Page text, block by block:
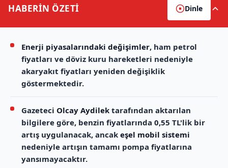
HABERİN ÖZETİ Dinle
Enerji piyasalarındaki değişimler, ham petrol
fiyatları ve döviz kuru hareketleri nedeniyle
akaryakıt fiyatları yeniden değişiklik
göstermektedir.
Gazeteci Olcay Aydilek tarafından aktarılan
bilgilere göre, benzin fiyatlarında 0,55 TL'lik bir
artış uygulanacak, ancak eşel mobil sistemi
nedeniyle artışın tamamı pompa fiyatlarına
yansımayacaktır.